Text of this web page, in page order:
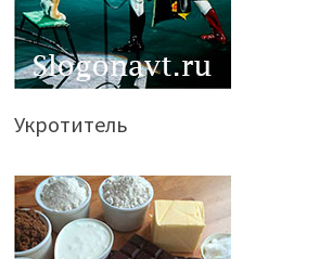
Укротитель